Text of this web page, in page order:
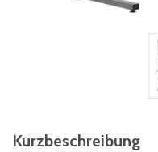
Kurzbeschreibung